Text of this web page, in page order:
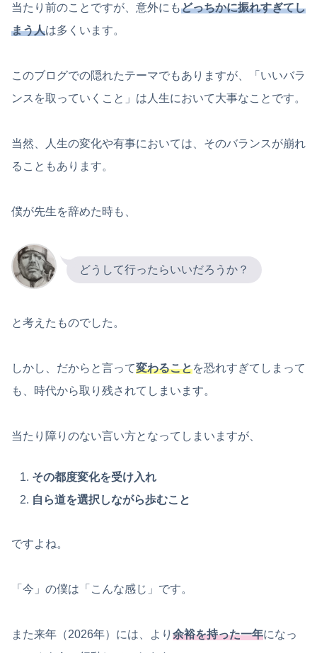
当たり前のことですが、意外にもどっちかに振れすぎてし
まう人は多くいます。
このブログでの隠れたテーマでもありますが、「いいバラ
ンスを取っていくこと」は人生において大事なことです。
当然、人生の変化や有事においては、そのバランスが崩れ
ることもあります。
僕が先生を辞めた時も、
どうして行ったらいいだろうか？
と考えたものでした。
しかし、だからと言って変わることを恐れすぎてしまって
も、時代から取り残されてしまいます。
当たり障りのない言い方となってしまいますが、
その都度変化を受け入れ
自ら道を選択しながら歩むこと
ですよね。
「今」の僕は「こんな感じ」です。
また来年（2026年）には、より 余裕を持った一年になっ